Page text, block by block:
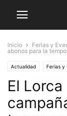
Inicio Ferias y
abonos para la
Actualidad Ferias y
El